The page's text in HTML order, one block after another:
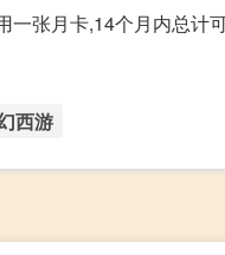
张月卡,14个月内总计
西游